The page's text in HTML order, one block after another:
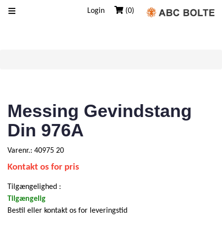
(0)
Login
Messing Gevindstang
Din 976A
Varenr.: 40975 20
Kontakt os for pris
Tilgængelighed :
Tilgængelig
Bestil eller kontakt os for leveringstid